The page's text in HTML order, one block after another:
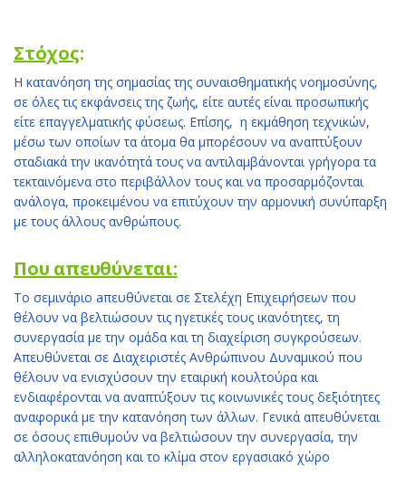
Στόχος:
Η κατανόηση της σημασίας της συναισθηματικής νοημοσύνης,
σε όλες τις εκφάνσεις της ζωής, είτε αυτές είναι προσωπικής
είτε επαγγελματικής φύσεως. Επίσης, η εκμάθηση τεχνικών,
μέσω των οποίων τα άτομα θα μπορέσουν να αναπτύξουν
σταδιακά την ικανότητά τους να αντιλαμβάνονται γρήγορα τα
τεκταινόμενα στο περιβάλλον τους και να προσαρμόζονται
ανάλογα, προκειμένου να επιτύχουν την αρμονική συνύπαρξη
με τους άλλους ανθρώπους.
Που απευθύνεται:
Το σεμινάριο aπευθύνεται σε Στελέχη Επιχειρήσεων που
θέλουν να βελτιώσουν τις ηγετικές τους ικανότητες, τη
συνεργασία με την ομάδα και τη διαχείριση συγκρούσεων.
Απευθύνεται σε Διαχειριστές Ανθρώπινου Δυναμικού που
θέλουν να ενισχύσουν την εταιρική κουλτούρα και
ενδιαφέρονται να αναπτύξουν τις κοινωνικές τους δεξιότητες
αναφορικά με την κατανόηση των άλλων. Γενικά απευθύνεται
σε όσους επιθυμούν να βελτιώσουν την συνεργασία, την
αλληλοκατανόηση και το κλίμα στον εργασιακό χώρο